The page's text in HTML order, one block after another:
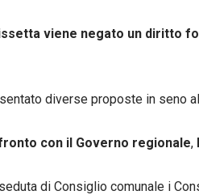
viene negato un diritto
diverse proposte in seno
con il Governo regionale,
di Consiglio comunale i